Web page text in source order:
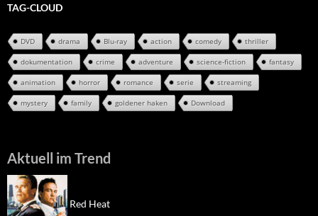
TAG-CLOUD
DVD drama Blu-ray action comedy thriller
dokumentation crime adventure science-fiction fantasy
animation horror romance serie streaming
mystery family goldener haken Download
Aktuell im Trend
Red Heat